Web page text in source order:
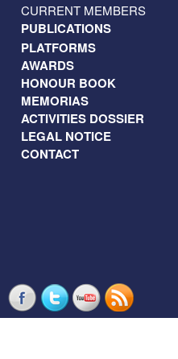
CURRENT MEMBERS
PUBLICATIONS
PLATFORMS
AWARDS
HONOUR BOOK
MEMORIAS
ACTIVITIES DOSSIER
LEGAL NOTICE
CONTACT